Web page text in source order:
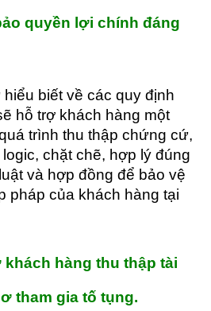
quyền lợi chính đáng
biết về các quy định
hỗ trợ khách hàng một
trình thu thập chứng cứ,
chặt chẽ, hợp lý đúng
và hợp đồng để bảo vệ
pháp của khách hàng tại
khách hàng thu thập tài
tham gia tố tụng.